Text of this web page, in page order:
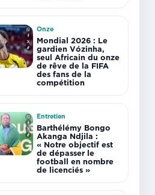
Onze
Mondial 2026 : Le
gardien Vózinha,
seul Africain du onze
de rêve de la FIFA
des fans de la
compétition
Entretien
Barthélémy Bongo
Akanga Ndjila :
« Notre objectif est
de dépasser le
football en nombre
de licenciés »